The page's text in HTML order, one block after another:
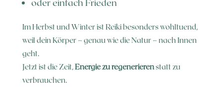
oder einfach Frieden
Im Herbst und Winter ist Reiki besonders wohltuend,
weil dein Körper – genau wie die Natur – nach Innen
geht.
Jetzt ist die Zeit,Energie zu regenerierenstatt zu
verbrauchen.